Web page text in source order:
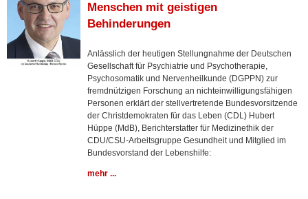
Menschen mit geistigen
Behinderungen
Anlässlich der heutigen Stellungnahme der Deutschen
Gesellschaft für Psychiatrie und Psychotherapie,
Psychosomatik und Nervenheilkunde (DGPPN) zur
fremdnützigen Forschung an nichteinwilligungsfähigen
Personen erklärt der stellvertretende Bundesvorsitzende
der Christdemokraten für das Leben (CDL) Hubert
Hüppe (MdB), Berichterstatter für Medizinethik der
CDU/CSU-Arbeitsgruppe Gesundheit und Mitglied im
Bundesvorstand der Lebenshilfe:
mehr ...